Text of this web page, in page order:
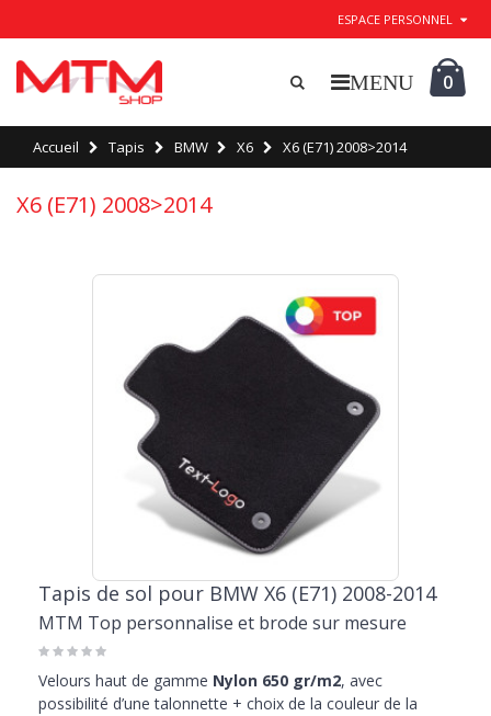
ESPACE PERSONNEL
0
Accueil Tapis BMW X6 X6 (E71) 2008>2014
X6 (E71) 2008>2014
Tapis de sol pour BMW X6 (E71) 2008-2014
MTM Top personnalise et brode sur mesure
Velours haut de gamme Nylon 650 gr/m2, avec
possibilité d’une talonnette + choix de la couleur de la